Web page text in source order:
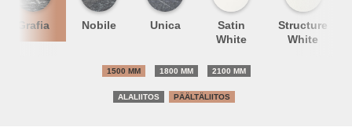
Grafia Nobile Unica
Satin
White
Structure
White
1500 MM 1800 MM 2100 MM
ALALIITOS PÄÄLTÄLIITOS